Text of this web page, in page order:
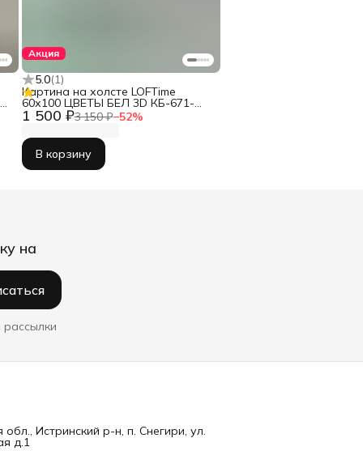
Акция
5.0(1)
1 500 ₽3 150 ₽−52%
Картина на холсте LOFTime
60х100 ЦВЕТЫ БЕЛ 3D КБ-671-
60100
В корзину
на
обл., Истринский р-н, п. Снегири, ул.
д.1